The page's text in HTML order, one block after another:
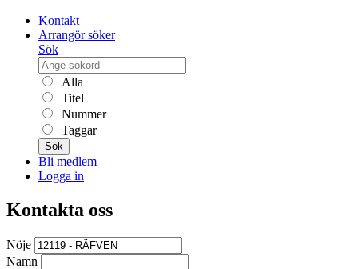
Kontakt
Arrangör söker
Sök
Alla
Titel
Nummer
Taggar
Sök
Bli medlem
Logga in
Kontakta oss
Nöje
Namn